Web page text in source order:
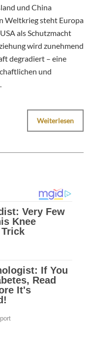
und China
Weltkrieg steht Europa
als Schutzmacht
wird zunehmend
degradiert – eine
und
Weiterlesen